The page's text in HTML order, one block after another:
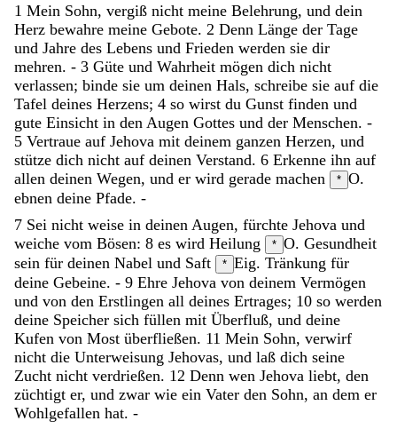
1 Mein Sohn, vergiß nicht meine Belehrung, und dein
Herz bewahre meine Gebote. 2 Denn Länge der Tage
und Jahre des Lebens und Frieden werden sie dir
mehren. - 3 Güte und Wahrheit mögen dich nicht
verlassen; binde sie um deinen Hals, schreibe sie auf die
Tafel deines Herzens; 4 so wirst du Gunst finden und
gute Einsicht in den Augen Gottes und der Menschen. -
5 Vertraue auf Jehova mit deinem ganzen Herzen, und
stütze dich nicht auf deinen Verstand. 6 Erkenne ihn auf
allen deinen Wegen, und er wird gerade machen * O.
ebnen deine Pfade. -
7 Sei nicht weise in deinen Augen, fürchte Jehova und
weiche vom Bösen: 8 es wird Heilung * O. Gesundheit
sein für deinen Nabel und Saft * Eig. Tränkung für
deine Gebeine. - 9 Ehre Jehova von deinem Vermögen
und von den Erstlingen all deines Ertrages; 10 so werden
deine Speicher sich füllen mit Überfluß, und deine
Kufen von Most überfließen. 11 Mein Sohn, verwirf
nicht die Unterweisung Jehovas, und laß dich seine
Zucht nicht verdrießen. 12 Denn wen Jehova liebt, den
züchtigt er, und zwar wie ein Vater den Sohn, an dem er
Wohlgefallen hat. -